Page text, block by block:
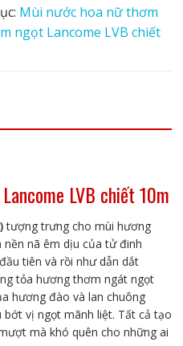
Mùi nước hoa nữ thơm
ngọt Lancome LVB chiết
LVB chiết 10m
tượng trưng cho mùi hương
nền nã êm dịu của tử đinh
tiên và rồi như dẫn dắt
tỏa hương thơm ngát ngọt
hương đào và lan chuông
vị ngọt mãnh liệt. Tất cả tạo
mà khó quên cho những ai